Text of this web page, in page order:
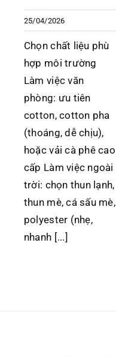
25/04/2026
Chọn chất liệu phù
hợp môi trường
Làm việc văn
phòng: ưu tiên
cotton, cotton pha
(thoáng, dễ chịu),
hoặc vải cà phê cao
cấp Làm việc ngoài
trời: chọn thun lạnh,
thun mè, cá sấu mè,
polyester (nhẹ,
nhanh [...]